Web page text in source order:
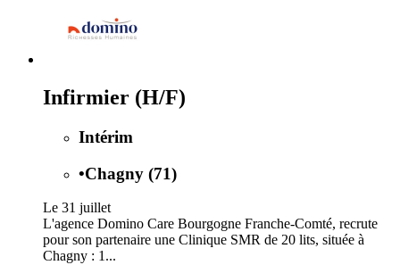
Infirmier (H/F)
Intérim
•Chagny (71)
Le 31 juillet
L'agence Domino Care Bourgogne Franche-Comté, recrute
pour son partenaire une Clinique SMR de 20 lits, située à
Chagny : 1...